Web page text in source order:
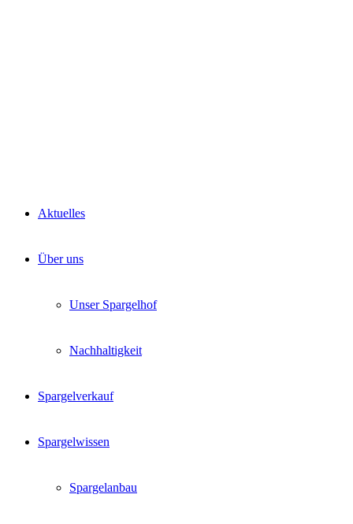
Aktuelles
Über uns
Unser Spargelhof
Nachhaltigkeit
Spargelverkauf
Spargelwissen
Spargelanbau